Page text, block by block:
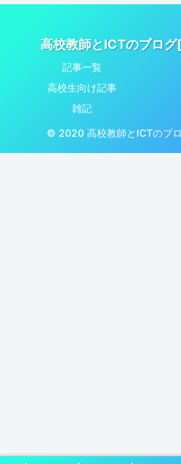
高校教師とICTのブロ
記事一覧
高校生向け記事
雑記
© 2020 高校教師とICTのブ